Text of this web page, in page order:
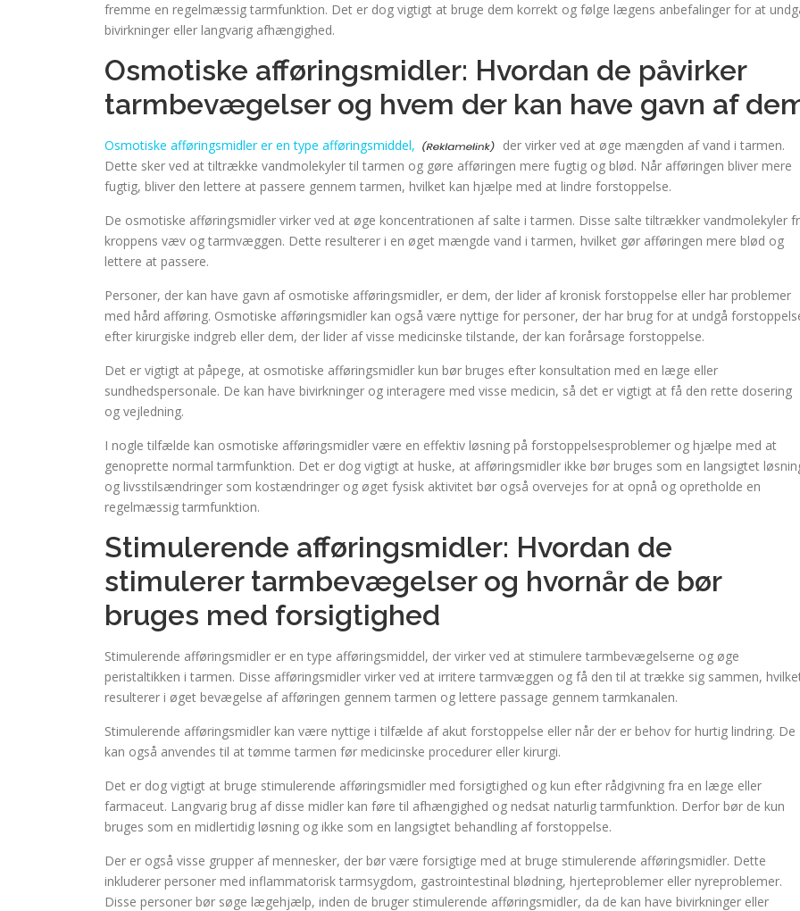
fremme en regelmæssig tarmfunktion. Det er dog vigtigt at bruge dem korrekt og følge lægens anbefalinger for at
bivirkninger eller langvarig afhængighed.
Osmotiske afføringsmidler: Hvordan de påvirker
tarmbevægelser og hvem der kan have gavn af
Osmotiske afføringsmidler er en type afføringsmiddel,
der virker ved at øge mængden af vand i tarmen.
Dette sker ved at tiltrække vandmolekyler til tarmen og gøre afføringen mere fugtig og blød. Når afføringen bliver mere
fugtig, bliver den lettere at passere gennem tarmen, hvilket kan hjælpe med at lindre forstoppelse.
De osmotiske afføringsmidler virker ved at øge koncentrationen af salte i tarmen. Disse salte tiltrækker vandmolekyler
kroppens væv og tarmvæggen. Dette resulterer i en øget mængde vand i tarmen, hvilket gør afføringen mere blød og
lettere at passere.
Personer, der kan have gavn af osmotiske afføringsmidler, er dem, der lider af kronisk forstoppelse eller har problemer
med hård afføring. Osmotiske afføringsmidler kan også være nyttige for personer, der har brug for at undgå
efter kirurgiske indgreb eller dem, der lider af visse medicinske tilstande, der kan forårsage forstoppelse.
Det er vigtigt at påpege, at osmotiske afføringsmidler kun bør bruges efter konsultation med en læge eller
sundhedspersonale. De kan have bivirkninger og interagere med visse medicin, så det er vigtigt at få den rette dosering
og vejledning.
I nogle tilfælde kan osmotiske afføringsmidler være en effektiv løsning på forstoppelsesproblemer og hjælpe med at
genoprette normal tarmfunktion. Det er dog vigtigt at huske, at afføringsmidler ikke bør bruges som en langsigtet
og livsstilsændringer som kostændringer og øget fysisk aktivitet bør også overvejes for at opnå og opretholde en
regelmæssig tarmfunktion.
Stimulerende afføringsmidler: Hvordan de
stimulerer tarmbevægelser og hvornår de bør
bruges med forsigtighed
Stimulerende afføringsmidler er en type afføringsmiddel, der virker ved at stimulere tarmbevægelserne og øge
peristaltikken i tarmen. Disse afføringsmidler virker ved at irritere tarmvæggen og få den til at trække sig sammen,
resulterer i øget bevægelse af afføringen gennem tarmen og lettere passage gennem tarmkanalen.
Stimulerende afføringsmidler kan være nyttige i tilfælde af akut forstoppelse eller når der er behov for hurtig lindring. De
kan også anvendes til at tømme tarmen før medicinske procedurer eller kirurgi.
Det er dog vigtigt at bruge stimulerende afføringsmidler med forsigtighed og kun efter rådgivning fra en læge eller
farmaceut. Langvarig brug af disse midler kan føre til afhængighed og nedsat naturlig tarmfunktion. Derfor bør de kun
bruges som en midlertidig løsning og ikke som en langsigtet behandling af forstoppelse.
Der er også visse grupper af mennesker, der bør være forsigtige med at bruge stimulerende afføringsmidler. Dette
inkluderer personer med inflammatorisk tarmsygdom, gastrointestinal blødning, hjerteproblemer eller nyreproblemer.
Disse personer bør søge lægehjælp, inden de bruger stimulerende afføringsmidler, da de kan have bivirkninger eller